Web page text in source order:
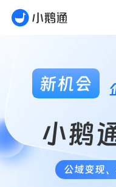
新机会
小鹅
公域变现